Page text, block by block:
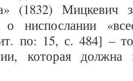
(1832) Мицкевич
ниспослании
по: 15, с. 484] –
которая